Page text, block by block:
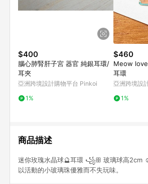
$400
腦心肺腎肝子宮 器官 純銀耳環/
耳夾
亞洲跨境設計購物平台 Pinkoi
1%
$460
Meow
耳環
亞洲跨境設
1%
商品描述
迷你玫瑰水晶球🔮耳環 ꧁ꕥ 玻璃球高2cm ☺︎︎
以活動的小玻璃珠優雅而不失玩味。